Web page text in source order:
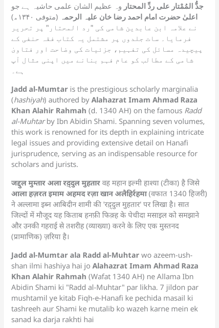
جدُّ المُمْتار علی ردِّ المحتار وہ عظیم الشان علمی حاشیہ ہے جو
اعلیٰ حضرت امام احمد رضا خان علیہ الرحمہ
(متوفی ۱۳۴۰ھ)
نے علامہ ابن عابدین شامی کی "رد المحتار" پر تحریر
فرمایا۔ سات جلدوں پر مشتمل یہ کتاب فقہ حنفی کے
پیچیدہ مسائل کی تفہیم، جزئیات کی وضاحت اور فتاویٰ
شامی کے مطالب کو عام فہم بنانے میں اپنی مثال آپ
ہے۔
Jadd al-Mumtar is the prestigious scholarly marginalia
(hashiyah) authored byAlahazrat Imam Ahmad Raza
Khan Alahir Rahmah (d. 1340 AH) on the famous Radd
al-Muhtarby Ibn Abidin Shami. Spanning seven volumes,
this work is renowned for its depth in explaining intricate
legal issues and providing extensive detail on Hanafi
jurisprudence, serving as an indispensable resource for
scholars and jurists.
जद्दुल मुम्तार अला रद़्दुल मुहतार वह महान इल्मी हाश्या (टीका) है जिसे
आला हज़रत इमाम अहमद रज़ा खान अलैहिर्रहमा(वफात 1340 हिजरी)
ने अल्लामा इब्न आबिदीन शामी की 'रद़्दुल मुहतार' पर लिखा है। सात
जिल्दों में मौजूद यह किताब हनफ़ी फिक़्ह के पेचीदा मसाइल को समझाने
और उनकी गहराई से तशरीह (व्याख्या) करने के लिए एक मुस्तनद
(प्रामाणिक) ज़रिया है।
Jadd al-Mumtar ala Radd al-Muhtar wo azeem-ush-
shan ilmi hashiya hai joAlahazrat Imam Ahmad Raza
Khan Alahir Rahmah (Wafat 1340 AH) ne Allama Ibn
Abidin Shami ki "Radd al-Muhtar" par likha. 7 jildon par
mushtamil ye kitab Fiqh-e-Hanafi ke pechida masail ki
tashreeh aur Shami ke mutalib ko wazeh karne mein ek
sanad ka darja rakhti hai